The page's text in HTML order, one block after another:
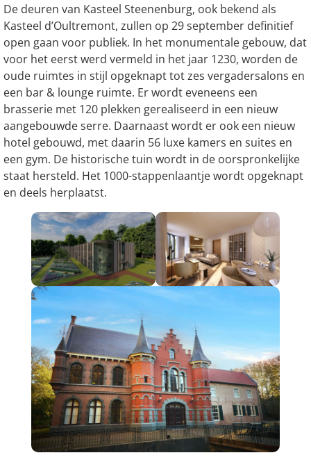
De deuren van Kasteel Steenenburg, ook bekend als
Kasteel d’Oultremont, zullen op 29 september definitief
open gaan voor publiek. In het monumentale gebouw, dat
voor het eerst werd vermeld in het jaar 1230, worden de
oude ruimtes in stijl opgeknapt tot zes vergadersalons en
een bar & lounge ruimte. Er wordt eveneens een
brasserie met 120 plekken gerealiseerd in een nieuw
aangebouwde serre. Daarnaast wordt er ook een nieuw
hotel gebouwd, met daarin 56 luxe kamers en suites en
een gym. De historische tuin wordt in de oorspronkelijke
staat hersteld. Het 1000-stappenlaantje wordt opgeknapt
en deels herplaatst.